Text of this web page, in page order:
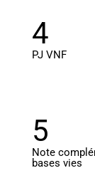
4
PJ VNF
5
Note
bases vies